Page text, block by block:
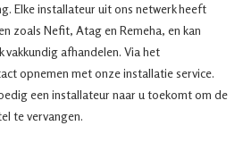
Elke installateur uit ons netwerk heeft
zoals Nefit, Atag en Remeha, en kan
afhandelen. Via het
opnemen met onze installatie service.
een installateur naar u toekomt om de
te vervangen.